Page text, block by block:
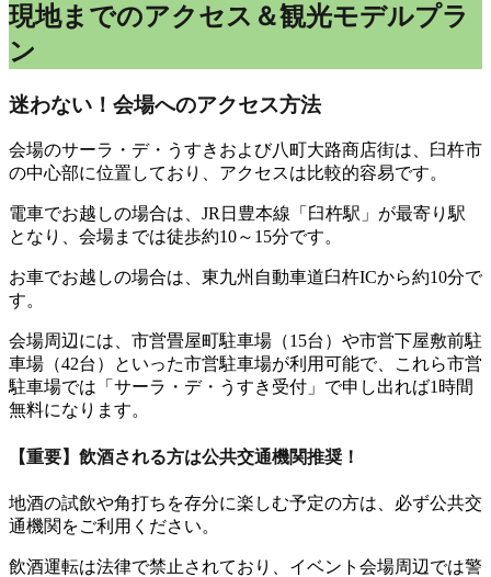
現地までのアクセス＆観光モデルプラ
ン
迷わない！会場へのアクセス方法
会場のサーラ・デ・うすきおよび八町大路商店街は、臼杵市
の中心部に位置しており、アクセスは比較的容易です。
電車でお越しの場合は、JR日豊本線「臼杵駅」が最寄り駅
となり、会場までは徒歩約10～15分です。
お車でお越しの場合は、東九州自動車道臼杵ICから約10分で
す。
会場周辺には、市営畳屋町駐車場（15台）や市営下屋敷前駐
車場（42台）といった市営駐車場が利用可能で、これら市営
駐車場では「サーラ・デ・うすき受付」で申し出れば1時間
無料になります。
【重要】飲酒される方は公共交通機関推奨！
地酒の試飲や角打ちを存分に楽しむ予定の方は、必ず公共交
通機関をご利用ください。
飲酒運転は法律で禁止されており、イベント会場周辺では警